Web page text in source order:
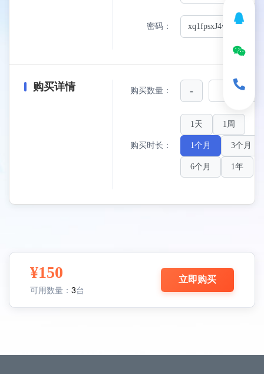
密码：
购买详情 购买数量： -
购买时长：
1天 1周
1个月 3个月
6个月 1年
¥150
可用数量： 3台
立即购买